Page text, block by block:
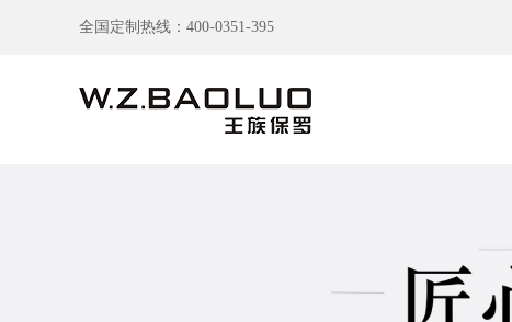
全国定制热线：400-0351-395